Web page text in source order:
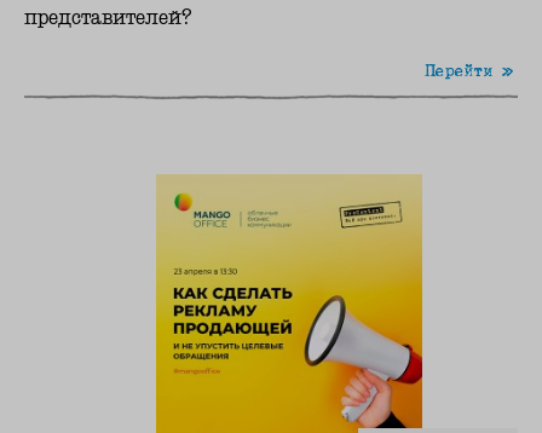
представителей?
Перейти »